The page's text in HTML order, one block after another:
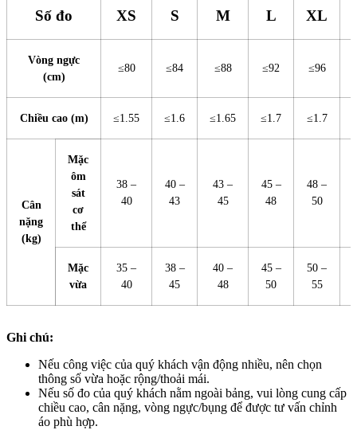
Số đo XS S M L XL
Vòng ngực
(cm)
≤80 ≤84 ≤88 ≤92 ≤96
Chiều cao (m) ≤1.55 ≤1.6 ≤1.65 ≤1.7 ≤1.7
Cân
nặng
(kg)
Mặc
ôm
sát
cơ
thể
38 –
40
40 –
43
43 –
45
45 –
48
48 –
50
Mặc
vừa
35 –
40
38 –
45
40 –
48
45 –
50
50 –
55
Ghi chú:
Nếu công việc của quý khách vận động nhiều, nên chọn
thông số vừa hoặc rộng/thoải mái.
Nếu số đo của quý khách nằm ngoài bảng, vui lòng cung cấp
chiều cao, cân nặng, vòng ngực/bụng để được tư vấn chỉnh
áo phù hợp.